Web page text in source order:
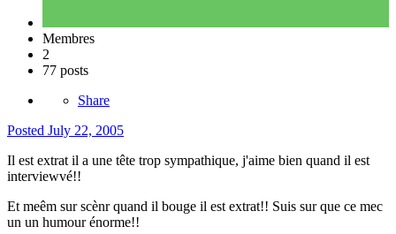
Membres
2
77 posts
Share
Posted July 22, 2005
Il est extrat il a une tête trop sympathique, j'aime bien quand il est
interviewvé!!
Et meêm sur scènr quand il bouge il est extrat!! Suis sur que ce mec
un un humour énorme!!